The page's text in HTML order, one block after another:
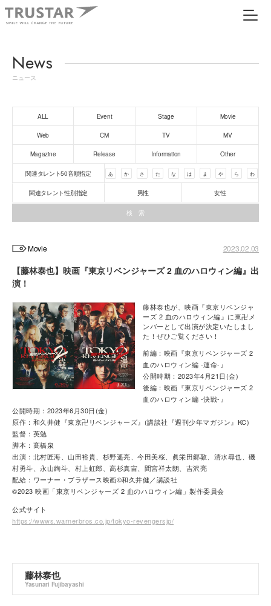
News
ニュース
ALL Event Stage Movie
Web CM TV MV
Magazine Release Information Other
関連タレント50音順指定 あ か さ た な は ま や ら わ
関連タレント性別指定 男性 女性
Movie 2023.02.03
【藤林泰也】映画『東京リベンジャーズ 2 血のハロウィン編』出
演！
藤林泰也が、映画『東京リベンジャ
ーズ 2 血のハロウィン編』に東卍メ
ンバーとして出演が決定いたしまし
た！ぜひご覧ください！
前編：映画『東京リベンジャーズ 2
血のハロウィン編 -運命-』
公開時期：2023年4月21日(金)
後編：映画『東京リベンジャーズ 2
血のハロウィン編 -決戦-』
公開時期：2023年6月30日(金)
原作：和久井健『東京卍リベンジャーズ』(講談社『週刊少年マガジン』KC)
監督：英勉
脚本：髙橋泉
出演：北村匠海、山田裕貴、杉野遥亮、今田美桜、眞栄田郷敦、清水尋也、磯
村勇斗、永山絢斗、村上虹郎、高杉真宙、間宮祥太朗、吉沢亮
配給：ワーナー・ブラザース映画©和久井健／講談社
©2023 映画「東京リベンジャーズ 2 血のハロウィン編」製作委員会
公式サイト
https://wwws.warnerbros.co.jp/tokyo-revengersjp/
藤林泰也
Yasunari Fujibayashi